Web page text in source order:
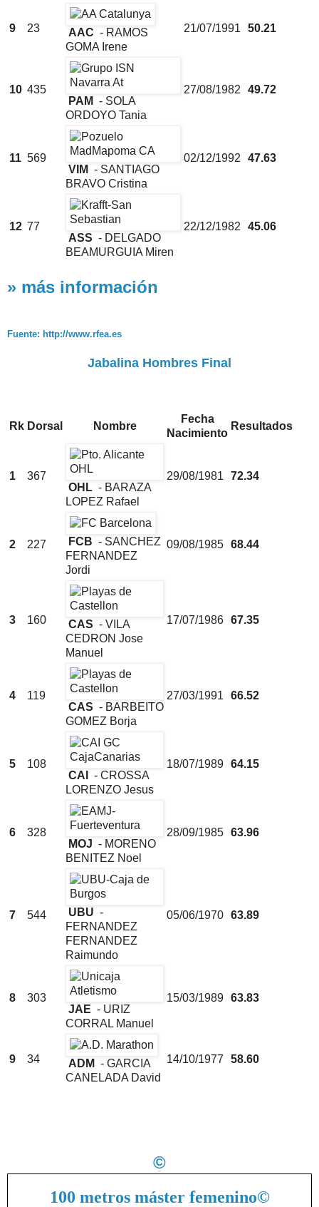
9 23 AAC - RAMOS
GOMA Irene
21/07/1991 50.21
10 435
PAM - SOLA
ORDOYO Tania
27/08/1982 49.72
11 569
VIM - SANTIAGO
BRAVO Cristina
02/12/1992 47.63
12 77
ASS - DELGADO
BEAMURGUIA Miren
22/12/1982 45.06
» más información
Fuente: http://www.rfea.es
Jabalina Hombres Final
Rk Dorsal Nombre
Fecha
Nacimiento
Resultados
1
367
OHL - BARAZA
LOPEZ Rafael
29/08/1981 72.34
2 227 FCB - SANCHEZ
FERNANDEZ
Jordi
09/08/1985 68.44
3 160 CAS - VILA
CEDRON Jose
Manuel
17/07/1986 67.35
4
119
CAS - BARBEITO
GOMEZ Borja
27/03/1991 66.52
5
108
CAI
- CROSSA
LORENZO Jesus
18/07/1989 64.15
6
328
MOJ - MORENO
BENITEZ Noel
28/09/1985 63.96
7 544 UBU -
FERNANDEZ
FERNANDEZ
Raimundo
05/06/1970 63.89
8
303
JAE - URIZ
CORRAL Manuel
15/03/1989 63.83
9 34 ADM - GARCIA
CANELADA David
14/10/1977 58.60
©
100 metros máster femenino©